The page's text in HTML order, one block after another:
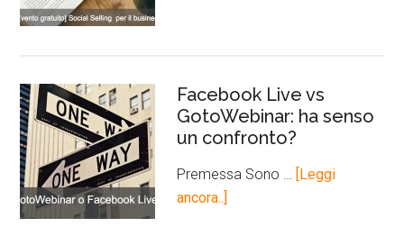
Facebook Live vs
GotoWebinar: ha senso
un confronto?
Premessa Sono … [Leggi
ancora..]